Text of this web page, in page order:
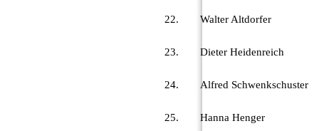
22. Walter Altdorfer
23. Dieter Heidenreich
24. Alfred Schwenkschuster
25. Hanna Henger